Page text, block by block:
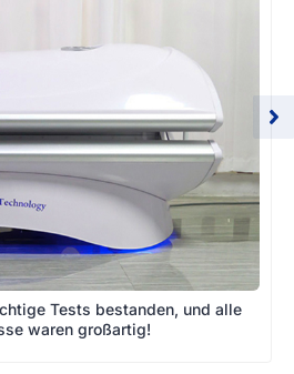
Tests bestanden, und alle
waren großartig!